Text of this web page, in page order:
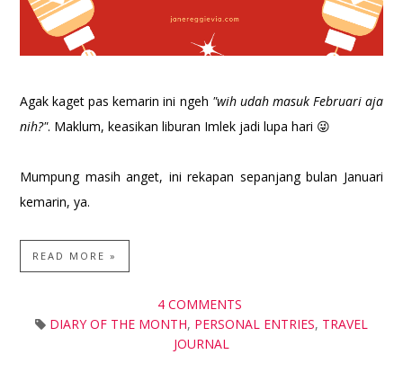
Agak kaget pas kemarin ini ngeh "wih udah masuk Februari aja
nih?". Maklum, keasikan liburan Imlek jadi lupa hari 😜
Mumpung masih anget, ini rekapan sepanjang bulan Januari
kemarin, ya.
READ MORE »
4 COMMENTS
DIARY OF THE MONTH, PERSONAL ENTRIES, TRAVEL
JOURNAL